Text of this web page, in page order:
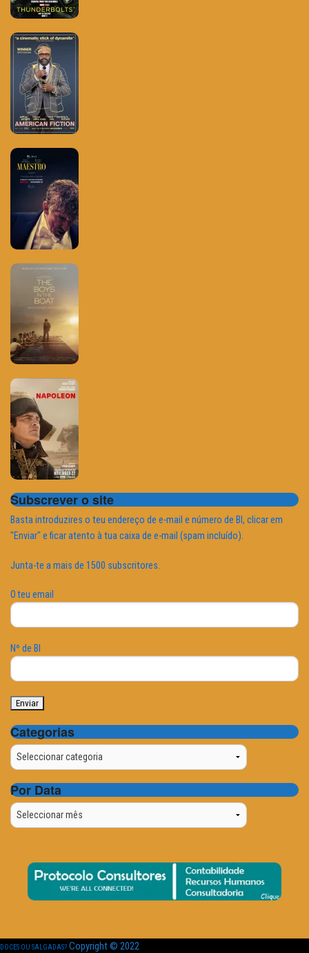
Subscrever o site
Basta introduzires o teu endereço de e-mail e número de BI, clicar em
"Enviar" e ficar atento à tua caixa de e-mail (spam incluído).
Junta-te a mais de 1500 subscritores.
O teu email
Nº de BI
Categorias
Categorias
Por Data
Por
Data
DOCES OU SALGADAS? Copyright © 2022